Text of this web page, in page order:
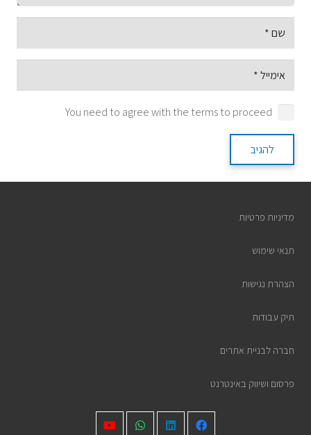
You need to agree with the terms to proceed
להגיב
מדיניות פרטיות
תנאי שימוש
הצהרת נגישות
תיק עבודות
חברה לבניית אתרים
פרסום ושיווק באינטרנט